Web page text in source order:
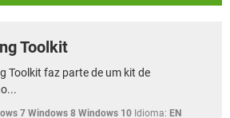
Toolkit
Toolkit faz parte de um kit de
7 Windows 8 Windows 10 Idioma: EN